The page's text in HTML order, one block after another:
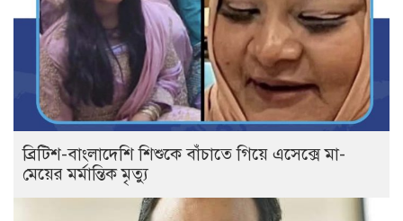
ব্রিটিশ-বাংলাদেশি শিশুকে বাঁচাতে গিয়ে এসেক্সে মা-
মেয়ের মর্মান্তিক মৃত্যু